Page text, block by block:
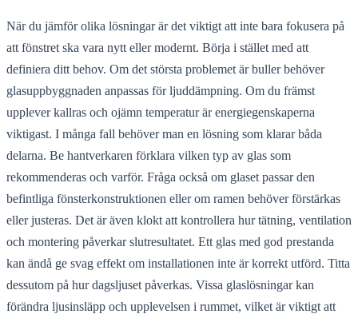
När du jämför olika lösningar är det viktigt att inte bara fokusera på
att fönstret ska vara nytt eller modernt. Börja i stället med att
definiera ditt behov. Om det största problemet är buller behöver
glasuppbyggnaden anpassas för ljuddämpning. Om du främst
upplever kallras och ojämn temperatur är energiegenskaperna
viktigast. I många fall behöver man en lösning som klarar båda
delarna. Be hantverkaren förklara vilken typ av glas som
rekommenderas och varför. Fråga också om glaset passar den
befintliga fönsterkonstruktionen eller om ramen behöver förstärkas
eller justeras. Det är även klokt att kontrollera hur tätning, ventilation
och montering påverkar slutresultatet. Ett glas med god prestanda
kan ändå ge svag effekt om installationen inte är korrekt utförd. Titta
dessutom på hur dagsljuset påverkas. Vissa glaslösningar kan
förändra ljusinsläpp och upplevelsen i rummet, vilket är viktigt att